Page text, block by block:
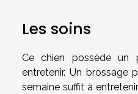
Les soins
Ce chien possède un
entretenir. Un brossage
semaine suffit à